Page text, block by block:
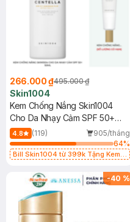
266.000 ₫495.000 ₫
Skin1004
Kem Chống Nắng Skin1004
Cho Da Nhạy Cảm SPF 50+
50ml
4.8 (119)
905/tháng
64%
Bill Skin1004 từ 399k Tặng Kem
SPF 50+ 20ml (SL Có Hạn)
-40 %